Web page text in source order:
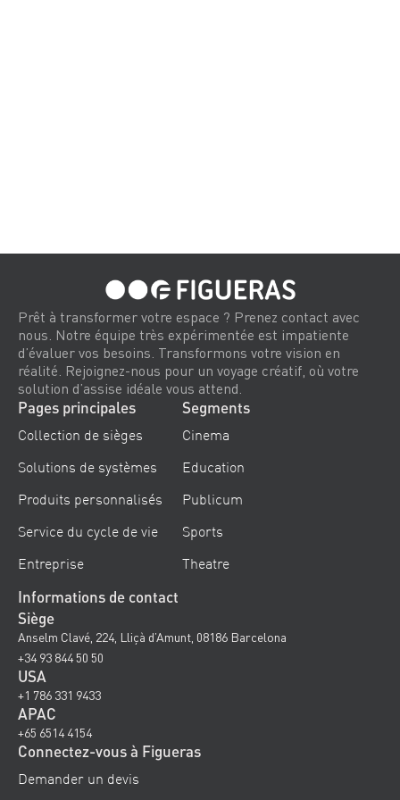
Prêt à transformer votre espace ? Prenez contact avec
nous. Notre équipe très expérimentée est impatiente
d’évaluer vos besoins. Transformons votre vision en
réalité. Rejoignez-nous pour un voyage créatif, où votre
solution d’assise idéale vous attend.
Pages principales
Collection de sièges
Solutions de systèmes
Produits personnalisés
Service du cycle de vie
Entreprise
Segments
Cinema
Education
Publicum
Sports
Theatre
Informations de contact
Siège
Anselm Clavé, 224, Lliçà d’Amunt, 08186 Barcelona
+34 93 844 50 50
USA
+1 786 331 9433
APAC
+65 6514 4154
Connectez-vous à Figueras
Demander un devis